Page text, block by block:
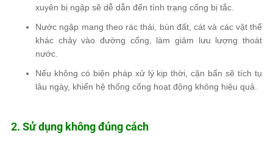
xuyên bị ngập sẽ dễ dẫn đến tình trạng cống bị tắc.
Nước ngập mang theo rác thải, bùn đất, cát và các vật thể
khác chảy vào đường cống, làm giảm lưu lượng thoát
nước.
Nếu không có biện pháp xử lý kịp thời, cặn bẩn sẽ tích tụ
lâu ngày, khiến hệ thống cống hoạt động không hiệu quả.
2. Sử dụng không đúng cách